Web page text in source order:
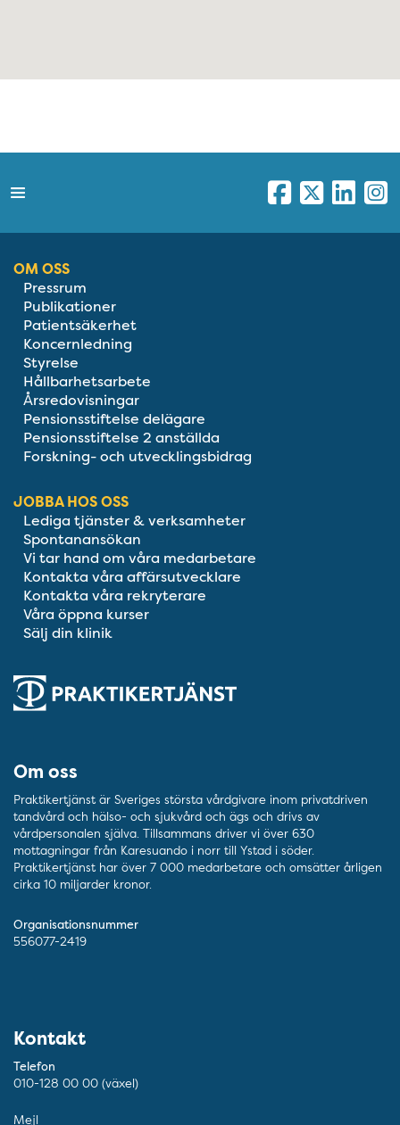
OM OSS
Pressrum
Publikationer
Patientsäkerhet
Koncernledning
Styrelse
Hållbarhetsarbete
Årsredovisningar
Pensionsstiftelse delägare
Pensionsstiftelse 2 anställda
Forskning- och utvecklingsbidrag
JOBBA HOS OSS
Lediga tjänster & verksamheter
Spontanansökan
Vi tar hand om våra medarbetare
Kontakta våra affärsutvecklare
Kontakta våra rekryterare
Våra öppna kurser
Sälj din klinik
Om oss
Praktikertjänst är Sveriges största vårdgivare inom privatdriven
tandvård och hälso- och sjukvård och ägs och drivs av
vårdpersonalen själva. Tillsammans driver vi över 630
mottagningar från Karesuando i norr till Ystad i söder.
Praktikertjänst har över 7 000 medarbetare och omsätter årligen
cirka 10 miljarder kronor.
Organisationsnummer
556077-2419
Kontakt
Telefon
010-128 00 00 (växel)
Mejl